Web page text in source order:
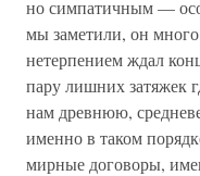
но симпатичным —
мы заметили, он
нетерпением ждал
пару лишних затяжек
нам древнюю,
именно в таком
мирные договоры,